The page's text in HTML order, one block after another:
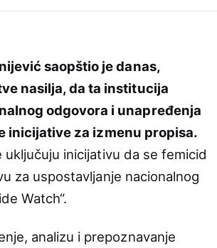
saopštio je danas,
nasilja, da ta institucija
odgovora i unapređenja
inicijative za izmenu propisa.
inicijativu da se femicid
za uspostavljanje nacionalnog
Watch“.
analizu i prepoznavanje